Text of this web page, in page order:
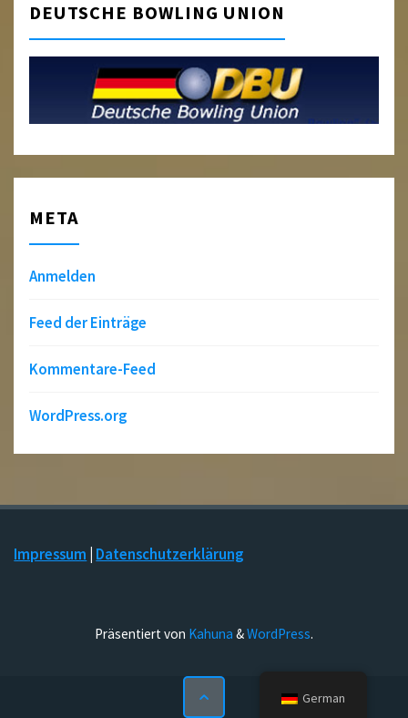
DEUTSCHE BOWLING UNION
META
Anmelden
Feed der Einträge
Kommentare-Feed
WordPress.org
Impressum Datenschutzerklärung
Präsentiert von Kahuna &WordPress.
German